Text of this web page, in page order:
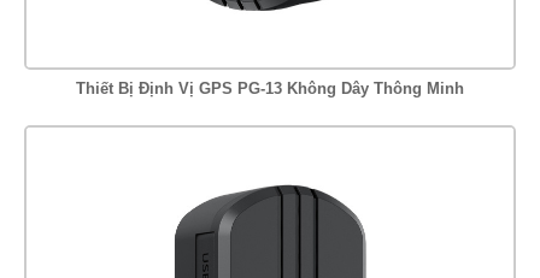
Thiết Bị Định Vị GPS PG-13 Không Dây Thông Minh